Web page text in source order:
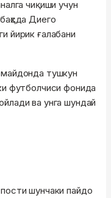
чиқиши учун
Диего
йирик ғалабани
майдонда тушкун
футболчиси фонида
ва унга шундай
шунчаки пайдо